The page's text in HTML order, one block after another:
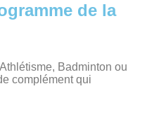
de la
Badminton ou
complément qui